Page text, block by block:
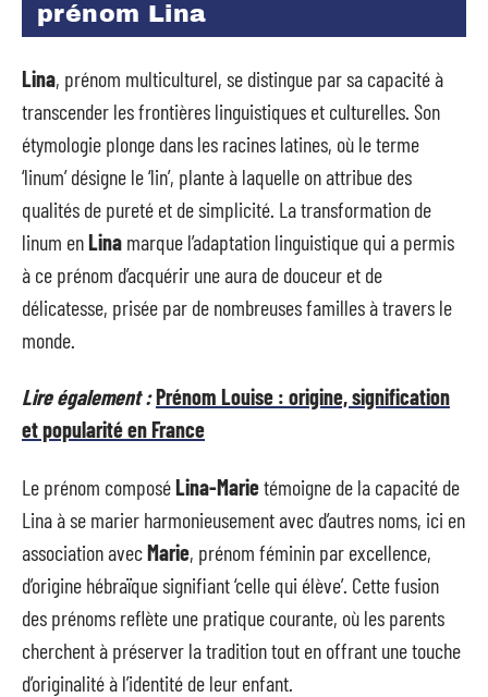
prénom Lina
Lina, prénom multiculturel, se distingue par sa capacité à
transcender les frontières linguistiques et culturelles. Son
étymologie plonge dans les racines latines, où le terme
‘linum’ désigne le ‘lin’, plante à laquelle on attribue des
qualités de pureté et de simplicité. La transformation de
linum enLina marque l’adaptation linguistique qui a permis
à ce prénom d’acquérir une aura de douceur et de
délicatesse, prisée par de nombreuses familles à travers le
monde.
Lire également :Prénom Louise : origine, signification
et popularité en France
Le prénom composéLina-Marietémoigne de la capacité de
Lina à se marier harmonieusement avec d’autres noms, ici en
association avecMarie, prénom féminin par excellence,
d’origine hébraïque signifiant ‘celle qui élève’. Cette fusion
des prénoms reflète une pratique courante, où les parents
cherchent à préserver la tradition tout en offrant une touche
d’originalité à l’identité de leur enfant.